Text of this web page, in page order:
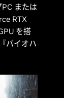
または
RTX
を搭
『バイオハ